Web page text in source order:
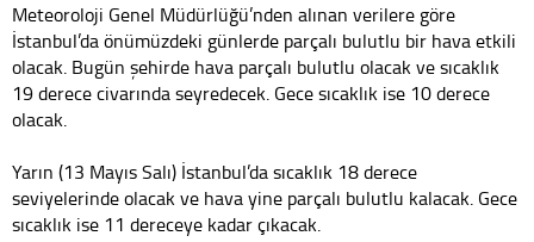
Meteoroloji Genel Müdürlüğü’nden alınan verilere göre
İstanbul’da önümüzdeki günlerde parçalı bulutlu bir hava etkili
olacak. Bugün şehirde hava parçalı bulutlu olacak ve sıcaklık
19 derece civarında seyredecek. Gece sıcaklık ise 10 derece
olacak.
Yarın (13 Mayıs Salı) İstanbul’da sıcaklık 18 derece
seviyelerinde olacak ve hava yine parçalı bulutlu kalacak. Gece
sıcaklık ise 11 dereceye kadar çıkacak.